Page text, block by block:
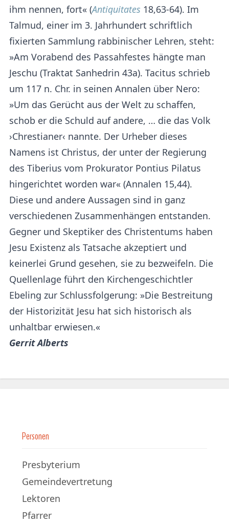
ihm nennen, fort« (Antiquitates 18,63-64). Im
Talmud, einer im 3. Jahrhundert schriftlich
fixierten Sammlung rabbinischer Lehren, steht:
»Am Vorabend des Passahfestes hängte man
Jeschu (Traktat Sanhedrin 43a). Tacitus schrieb
um 117 n. Chr. in seinen Annalen über Nero:
»Um das Gerücht aus der Welt zu schaffen,
schob er die Schuld auf andere, … die das Volk
›Chrestianer‹ nannte. Der Urheber dieses
Namens ist Christus, der unter der Regierung
des Tiberius vom Prokurator Pontius Pilatus
hingerichtet worden war« (Annalen 15,44).
Diese und andere Aussagen sind in ganz
verschiedenen Zusammenhängen entstanden.
Gegner und Skeptiker des Christentums haben
Jesu Existenz als Tatsache akzeptiert und
keinerlei Grund gesehen, sie zu bezweifeln. Die
Quellenlage führt den Kirchengeschichtler
Ebeling zur Schlussfolgerung: »Die Bestreitung
der Historizität Jesu hat sich historisch als
unhaltbar erwiesen.«
Gerrit Alberts
Personen
Presbyterium
Gemeindevertretung
Lektoren
Pfarrer